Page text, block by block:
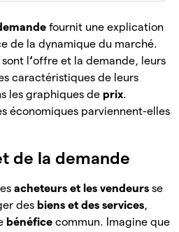
fournit une explication
de la dynamique du marché.
l ‘offre et la demande, leurs
caractéristiques de leurs
les graphiques de prix.
économiques parviennent-elles
de la demande
acheteurs et les vendeurs se
des biens et des services,
bénéfice commun. Imagine que